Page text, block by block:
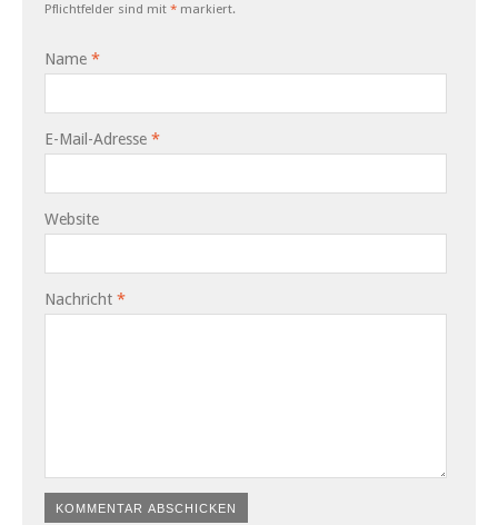
Pflichtfelder sind mit * markiert.
Name *
E-Mail-Adresse *
Website
Nachricht *